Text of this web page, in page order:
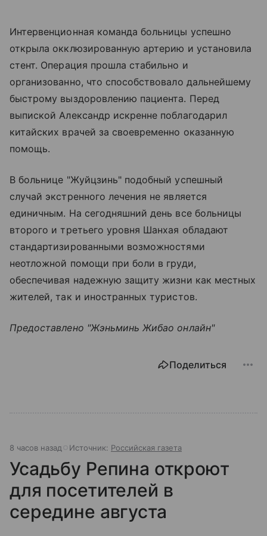
Интервенционная команда больницы успешно
открыла окклюзированную артерию и установила
стент. Операция прошла стабильно и
организованно, что способствовало дальнейшему
быстрому выздоровлению пациента. Перед
выпиской Александр искренне поблагодарил
китайских врачей за своевременно оказанную
помощь.
В больнице "Жуйцзинь" подобный успешный
случай экстренного лечения не является
единичным. На сегодняшний день все больницы
второго и третьего уровня Шанхая обладают
стандартизированными возможностями
неотложной помощи при боли в груди,
обеспечивая надежную защиту жизни как местных
жителей, так и иностранных туристов.
Предоставлено "Жэньминь Жибао онлайн"
Поделиться
8 часов назад Источник: Российская газета
Усадьбу Репина откроют
для посетителей в
середине августа